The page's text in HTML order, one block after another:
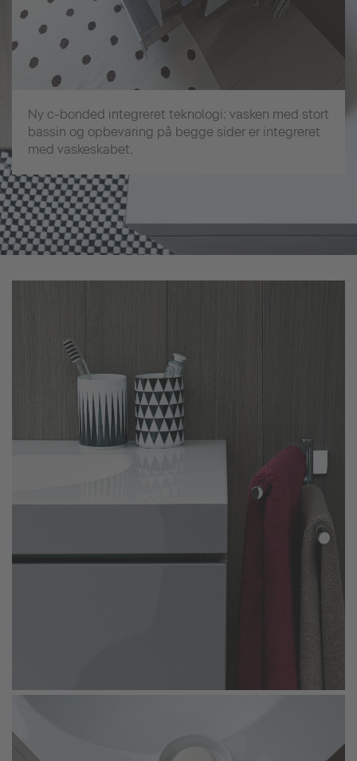
Ny c-bonded integreret teknologi: vasken med stort
bassin og opbevaring på begge sider er integreret
med vaskeskabet.